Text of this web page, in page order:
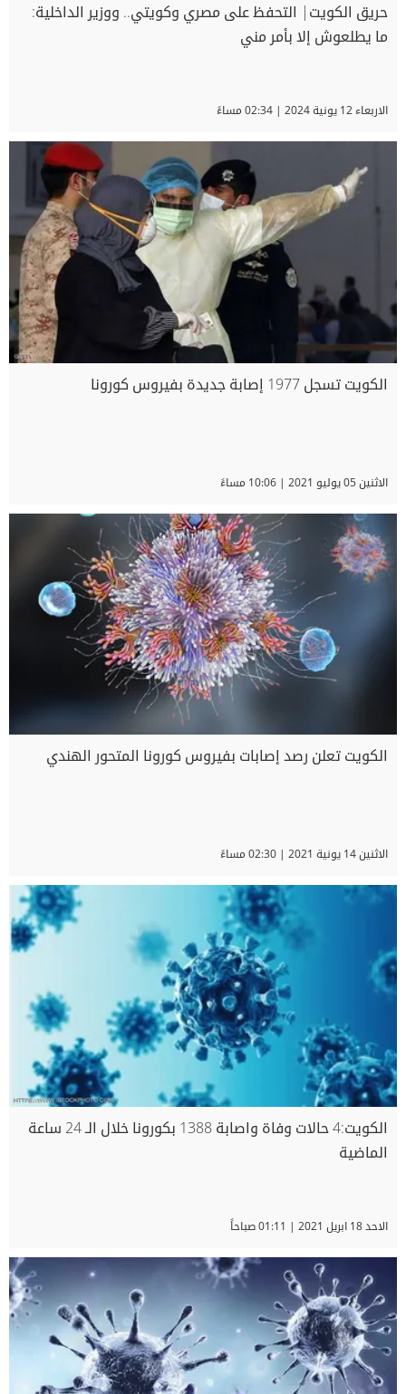
حريق الكويت| التحفظ على مصري وكويتي.. ووزير الداخلية:
ما يطلعوش إلا بأمر مني
الاربعاء 12 يونية 2024 | 02:34 مساءً
الكويت تسجل 1977 إصابة جديدة بفيروس كورونا
الاثنين 05 يوليو 2021 | 10:06 مساءً
الكويت تعلن رصد إصابات بفيروس كورونا المتحور الهندي
الاثنين 14 يونية 2021 | 02:30 مساءً
الكويت:4 حالات وفاة واصابة 1388 بكورونا خلال الـ 24 ساعة
الماضية
الاحد 18 ابريل 2021 | 01:11 صباحاً